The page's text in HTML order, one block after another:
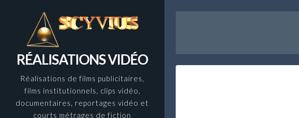
RÉALISATIONS VIDÉO
Réalisations de films publicitaires,
films institutionnels, clips vidéo,
documentaires, reportages vidéo et
courts métrages de fiction